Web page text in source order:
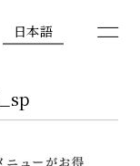
日本語